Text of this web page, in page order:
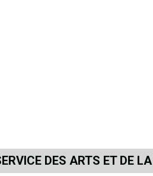
DES ARTS ET DE